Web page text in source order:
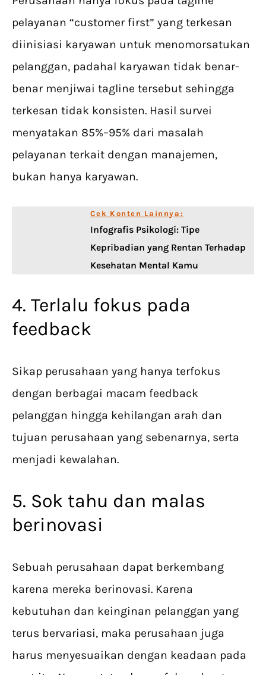
pelayanan “customer first” yang terkesan
diinisiasi karyawan untuk menomorsatukan
pelanggan, padahal karyawan tidak benar-
benar menjiwai tagline tersebut sehingga
terkesan tidak konsisten. Hasil survei
menyatakan 85%–95% dari masalah
pelayanan terkait dengan manajemen,
bukan hanya karyawan.
Cek Konten Lainnya:
Infografis Psikologi: Tipe
Kepribadian yang Rentan Terhadap
Kesehatan Mental Kamu
4. Terlalu fokus pada
feedback
Sikap perusahaan yang hanya terfokus
dengan berbagai macam feedback
pelanggan hingga kehilangan arah dan
tujuan perusahaan yang sebenarnya, serta
menjadi kewalahan.
5. Sok tahu dan malas
berinovasi
Sebuah perusahaan dapat berkembang
karena mereka berinovasi. Karena
kebutuhan dan keinginan pelanggan yang
terus bervariasi, maka perusahaan juga
harus menyesuaikan dengan keadaan pada